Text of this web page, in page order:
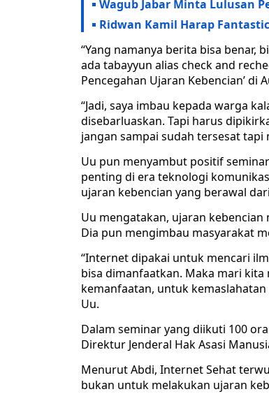
Wagub Jabar Minta Lulusan
Ridwan Kamil Harap
“Yang namanya berita bisa benar,
ada tabayyun alias check and
Pencegahan Ujaran Kebencian’ di
“Jadi, saya imbau kepada warga
disebarluaskan. Tapi harus
jangan sampai sudah tersesat
Uu pun menyambut positif
penting di era teknologi
ujaran kebencian yang berawal
Uu mengatakan, ujaran
Dia pun mengimbau masyarakat
“Internet dipakai untuk mencari
bisa dimanfaatkan. Maka mari
kemanfaatan, untuk
Uu.
Dalam seminar yang diikuti 100
Direktur Jenderal Hak Asasi
Menurut Abdi, Internet Sehat
bukan untuk melakukan ujaran